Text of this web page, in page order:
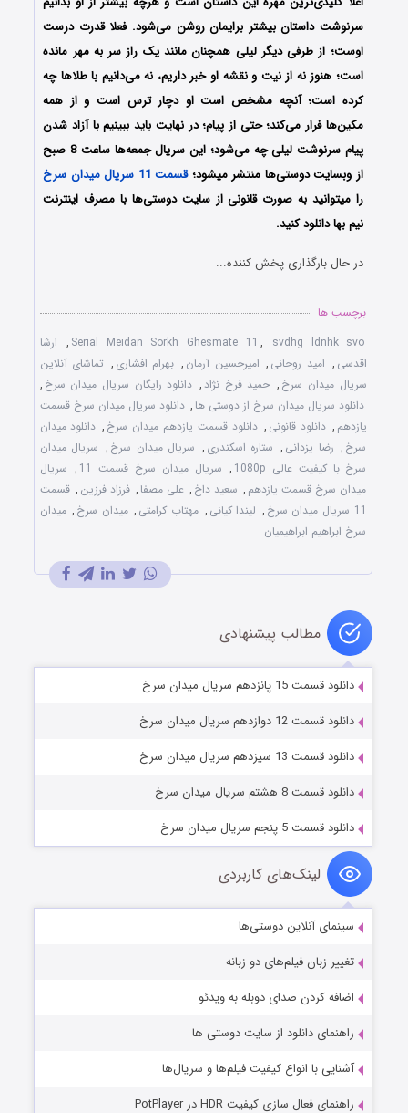
سرنوشت داستان بیشتر برایمان روشن می‌شود. فعلا قدرت درست
اوست؛ از طرفی دیگر لیلی همچنان مانند یک راز سر به مهر مانده
است؛ هنوز نه از نیت و نقشه او خبر داریم، نه می‌دانیم با طلاها چه
کرده است؛ آنچه مشخص است او دچار ترس است و از همه
مکین‌ها فرار می‌کند؛ حتی از پیام؛ در نهایت باید ببینیم با آزاد شدن
پیام سرنوشت لیلی چه می‌شود؛ این سریال جمعه‌ها ساعت 8 صبح
از وبسایت دوستی‌ها منتشر میشود؛قسمت 11 سریال میدان سرخ
را میتوانید به صورت قانونی از سایت دوستی‌ها با مصرف اینترنت
نیم بها دانلود کنید.
در حال بارگذاری پخش کننده...
برچسب ها
Serial Meidan Sorkh Ghesmate 11 , svdhg ldnhk svo
, ارشا
اقدسی , امید روحانی , امیرحسین آرمان , بهرام افشاری , تماشای آنلاین
سریال میدان سرخ , حمید فرخ نژاد , دانلود رایگان سریال میدان سرخ ,
دانلود سریال میدان سرخ از دوستی ها , دانلود سریال میدان سرخ قسمت
یازدهم , دانلود قانونی , دانلود قسمت یازدهم میدان سرخ , دانلود میدان
سرخ , رضا یزدانی , ستاره اسکندری , سریال میدان سرخ , سریال میدان
سرخ با کیفیت عالی 1080p
, سریال میدان سرخ قسمت 11 , سریال
میدان سرخ قسمت یازدهم , سعید داخ , علی مصفا , فرزاد فرزین , قسمت
11 سریال میدان سرخ
, لیندا کیانی , مهتاب کرامتی , میدان سرخ , میدان
سرخ ابراهیم ابراهیمیان
مطالب پیشنهادی
دانلود قسمت 15 پانزدهم سریال میدان سرخ
دانلود قسمت 12 دوازدهم سریال میدان سرخ
دانلود قسمت 13 سیزدهم سریال میدان سرخ
دانلود قسمت 8 هشتم سریال میدان سرخ
دانلود قسمت 5 پنجم سریال میدان سرخ
لینک‌های کاربردی
سینمای آنلاین دوستی‌ها
تغییر زبان فیلم‌های دو زبانه
اضافه کردن صدای دوبله به ویدئو
راهنمای دانلود از سایت دوستی ها
آشنایی با انواع کیفیت فیلم‌ها و سریال‌ها
راهنمای فعال سازی کیفیت HDR در PotPlayer